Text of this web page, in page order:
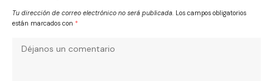
Tu dirección de correo electrónico no será publicada. Los campos obligatorios
están marcados con *